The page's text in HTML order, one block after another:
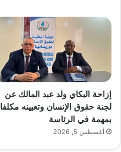
إزاحة البكاي ولد عبد المالك عن
لجنة حقوق الإنسان وتعيينه مكلفا
بمهمة في الرئاسة
أغسطس 5, 2026